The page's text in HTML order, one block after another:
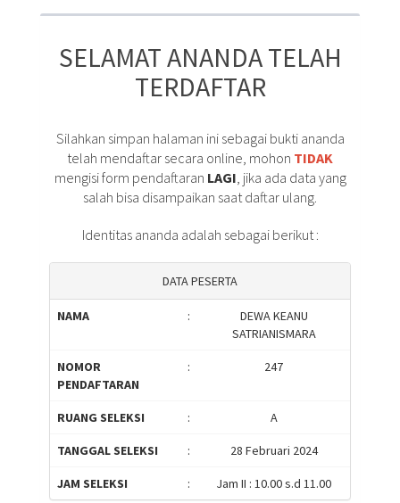
SELAMAT ANANDA TELAH
TERDAFTAR
Silahkan simpan halaman ini sebagai bukti ananda
telah mendaftar secara online, mohon TIDAK
mengisi form pendaftaran LAGI, jika ada data yang
salah bisa disampaikan saat daftar ulang.
Identitas ananda adalah sebagai berikut :
DATA PESERTA
NAMA :
DEWA KEANU
SATRIANISMARA
NOMOR
PENDAFTARAN
: 247
RUANG SELEKSI : A
TANGGAL SELEKSI : 28 Februari 2024
JAM SELEKSI : Jam II : 10.00 s.d 11.00